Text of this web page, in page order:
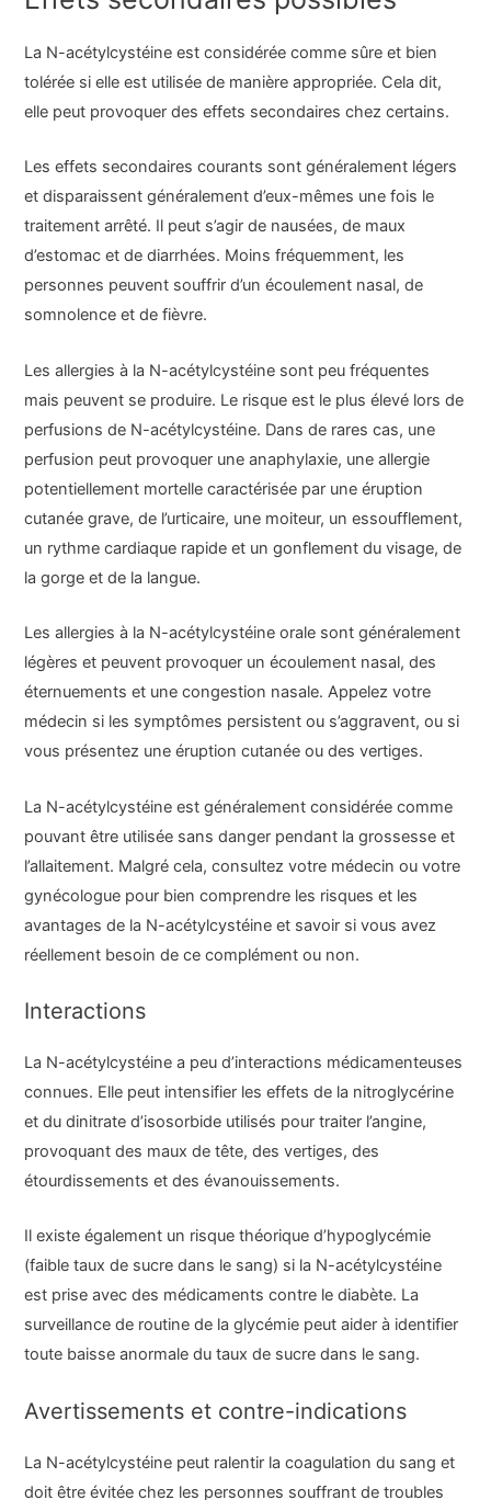
La N-acétylcystéine est considérée comme sûre et bien
tolérée si elle est utilisée de manière appropriée. Cela dit,
elle peut provoquer des effets secondaires chez certains.
Les effets secondaires courants sont généralement légers
et disparaissent généralement d’eux-mêmes une fois le
traitement arrêté. Il peut s’agir de nausées, de maux
d’estomac et de diarrhées. Moins fréquemment, les
personnes peuvent souffrir d’un écoulement nasal, de
somnolence et de fièvre.
Les allergies à la N-acétylcystéine sont peu fréquentes
mais peuvent se produire. Le risque est le plus élevé lors de
perfusions de N-acétylcystéine. Dans de rares cas, une
perfusion peut provoquer une anaphylaxie, une allergie
potentiellement mortelle caractérisée par une éruption
cutanée grave, de l’urticaire, une moiteur, un essoufflement,
un rythme cardiaque rapide et un gonflement du visage, de
la gorge et de la langue.
Les allergies à la N-acétylcystéine orale sont généralement
légères et peuvent provoquer un écoulement nasal, des
éternuements et une congestion nasale. Appelez votre
médecin si les symptômes persistent ou s’aggravent, ou si
vous présentez une éruption cutanée ou des vertiges.
La N-acétylcystéine est généralement considérée comme
pouvant être utilisée sans danger pendant la grossesse et
l’allaitement. Malgré cela, consultez votre médecin ou votre
gynécologue pour bien comprendre les risques et les
avantages de la N-acétylcystéine et savoir si vous avez
réellement besoin de ce complément ou non.
Interactions
La N-acétylcystéine a peu d’interactions médicamenteuses
connues. Elle peut intensifier les effets de la nitroglycérine
et du dinitrate d’isosorbide utilisés pour traiter l’angine,
provoquant des maux de tête, des vertiges, des
étourdissements et des évanouissements.
Il existe également un risque théorique d’hypoglycémie
(faible taux de sucre dans le sang) si la N-acétylcystéine
est prise avec des médicaments contre le diabète. La
surveillance de routine de la glycémie peut aider à identifier
toute baisse anormale du taux de sucre dans le sang.
Avertissements et contre-indications
La N-acétylcystéine peut ralentir la coagulation du sang et
doit être évitée chez les personnes souffrant de troubles